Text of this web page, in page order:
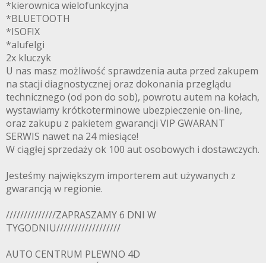
*kierownica wielofunkcyjna
*BLUETOOTH
*ISOFIX
*alufelgi
2x kluczyk
U nas masz możliwość sprawdzenia auta przed zakupem
na stacji diagnostycznej oraz dokonania przeglądu
technicznego (od pon do sob), powrotu autem na kołach,
wystawiamy krótkoterminowe ubezpieczenie on-line,
oraz zakupu z pakietem gwarancji VIP GWARANT
SERWIS nawet na 24 miesiące!
W ciągłej sprzedaży ok 100 aut osobowych i dostawczych.
Jesteśmy największym importerem aut używanych z
gwarancją w regionie.
//////////////ZAPRASZAMY 6 DNI W
TYGODNIU//////////////////
AUTO CENTRUM PLEWNO 4D